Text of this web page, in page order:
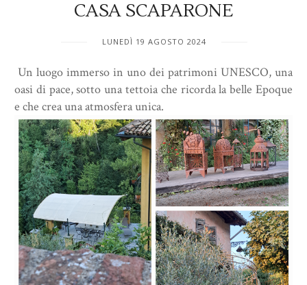
CASA SCAPARONE
LUNEDÌ 19 AGOSTO 2024
Un luogo immerso in uno dei patrimoni UNESCO, una
oasi di pace, sotto una tettoia che ricorda la belle Epoque
e che crea una atmosfera unica.